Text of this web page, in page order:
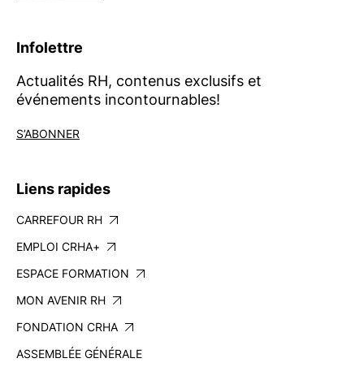
Infolettre
Actualités RH, contenus exclusifs et
événements incontournables!
S’ABONNER
Liens rapides
CARREFOUR RH
EMPLOI CRHA+
ESPACE FORMATION
MON AVENIR RH
FONDATION CRHA
ASSEMBLÉE GÉNÉRALE